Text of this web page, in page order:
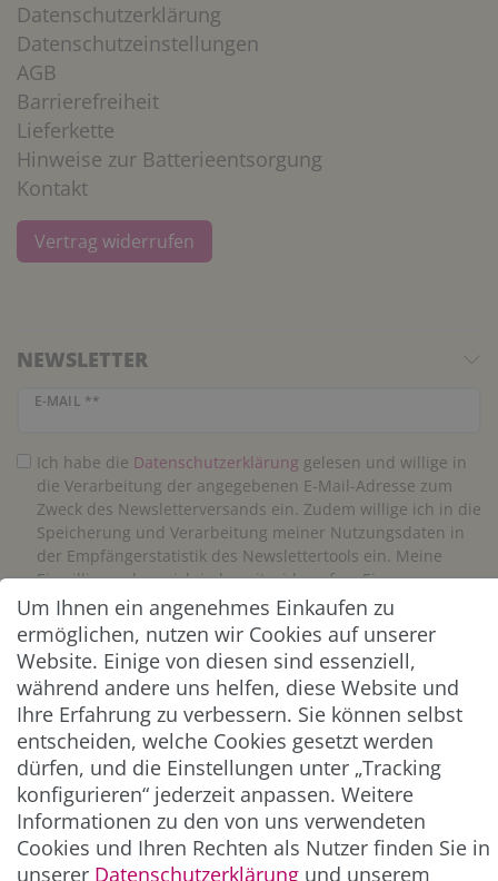
Datenschutzerklärung
Datenschutzeinstellungen
AGB
Barrierefreiheit
Lieferkette
Hinweise zur Batterieentsorgung
Kontakt
Vertrag widerrufen
NEWSLETTER
E-MAIL **
Newsletter Honig
Ich habe die Daten­schutz­erklärung gelesen und willige in
die Verarbeitung der angegebenen E-Mail-Adresse zum
Zweck des Newsletterversands ein. Zudem willige ich in die
Speicherung und Verarbeitung meiner Nutzungsdaten in
der Empfängerstatistik des Newslettertools ein. Meine
Einwilligung kann ich jederzeit widerrufen. Eine
Abmeldung vom Newsletter ist jederzeit möglich.**
Abonnieren
** Hierbei handelt es sich um ein Pflichtfeld.
ZAHLUNG & VERSAND
Um Ihnen ein angenehmes Einkaufen zu
ermöglichen, nutzen wir Cookies auf unserer
Website. Einige von diesen sind essenziell,
während andere uns helfen, diese Website und
Ihre Erfahrung zu verbessern. Sie können selbst
entscheiden, welche Cookies gesetzt werden
dürfen, und die Einstellungen unter „Tracking
konfigurieren“ jederzeit anpassen. Weitere
Informationen zu den von uns verwendeten
Cookies und Ihren Rechten als Nutzer finden Sie in
unserer Daten­schutz­erklärung und unserem